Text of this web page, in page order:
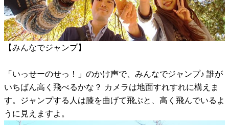
【みんなでジャンプ】
「いっせーのせっ！」のかけ声で、みんなでジャンプ♪ 誰が
いちばん高く飛べるかな？ カメラは地面すれすれに構えま
す。ジャンプする人は膝を曲げて飛ぶと、高く飛んでいるよ
うに見えますよ。